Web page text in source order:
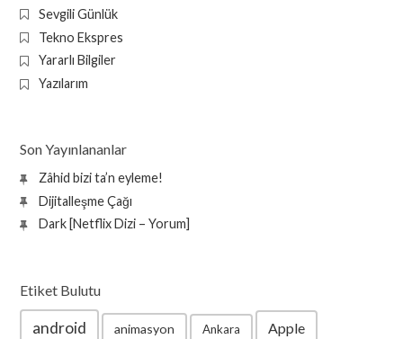
Sevgili Günlük
Tekno Ekspres
Yararlı Bilgiler
Yazılarım
Son Yayınlananlar
Zâhid bizi ta’n eyleme!
Dijitalleşme Çağı
Dark [Netflix Dizi – Yorum]
Etiket Bulutu
android animasyon Ankara Apple